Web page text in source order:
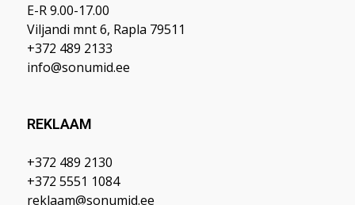
E-R 9.00-17.00
Viljandi mnt 6, Rapla 79511
+372 489 2133
info@sonumid.ee
REKLAAM
+372 489 2130
+372 5551 1084
reklaam@sonumid.ee